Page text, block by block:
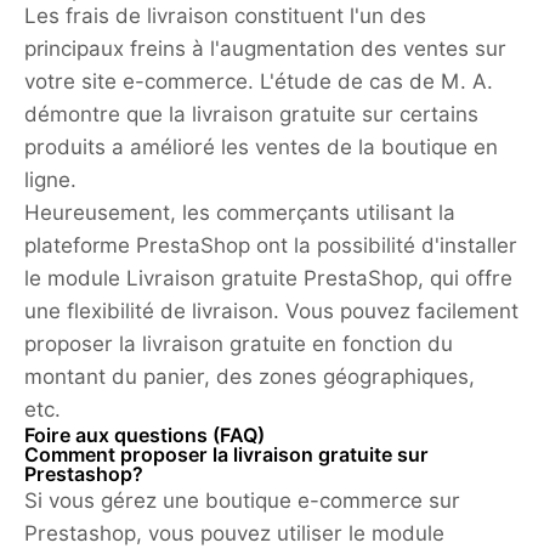
Les frais de livraison constituent l'un des
principaux freins à l'augmentation des ventes sur
votre site e-commerce. L'étude de cas de M. A.
démontre que la livraison gratuite sur certains
produits a amélioré les ventes de la boutique en
ligne.
Heureusement, les commerçants utilisant la
plateforme PrestaShop ont la possibilité d'installer
le module Livraison gratuite PrestaShop, qui offre
une flexibilité de livraison. Vous pouvez facilement
proposer la livraison gratuite en fonction du
montant du panier, des zones géographiques,
etc.
Foire aux questions (FAQ)
Comment proposer la livraison gratuite sur
Prestashop?
Si vous gérez une boutique e-commerce sur
Prestashop, vous pouvez utiliser le module